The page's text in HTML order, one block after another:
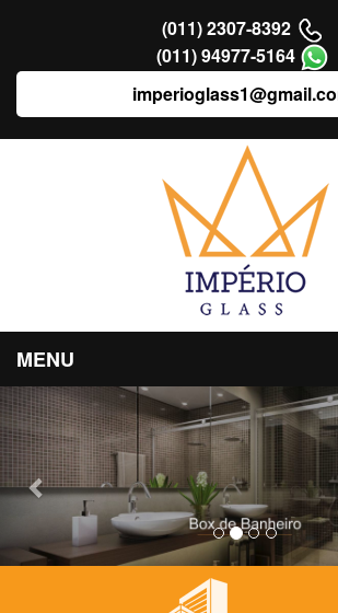
(011) 2307-8392
(011) 94977-5164
MENU
Previous